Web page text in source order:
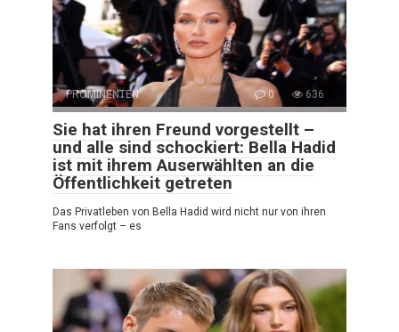
PROMINENTEN 0 636
Sie hat ihren Freund vorgestellt –
und alle sind schockiert: Bella Hadid
ist mit ihrem Auserwählten an die
Öffentlichkeit getreten
Das Privatleben von Bella Hadid wird nicht nur von ihren
Fans verfolgt – es